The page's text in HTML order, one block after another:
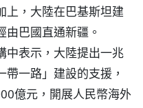
上，大陸在巴基斯坦建
巴國直通新疆。
中表示，大陸提出一兆
一路」建設的支援，
億元，開展人民幣海外